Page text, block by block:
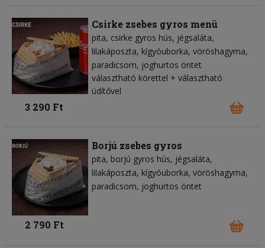
Csirke zsebes gyros menü
pita csirke gyros hús jégsaláta
lilakáposzta kígyóuborka vöröshagyma
paradicsom joghurtos öntet
választható körettel + választható
üdítővel
3 290 Ft
Borjú zsebes gyros
pita borjú gyros hús jégsaláta
lilakáposzta kígyóuborka vöröshagyma
paradicsom joghurtos öntet
2 790 Ft